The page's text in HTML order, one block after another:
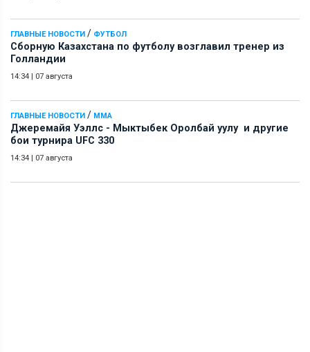
ГЛАВНЫЕ НОВОСТИ / ФУТБОЛ
Сборную Казахстана по футболу возглавил тренер из
Голландии
14:34 | 07 августа
ГЛАВНЫЕ НОВОСТИ / ММА
Джеремайя Уэллс - Мыктыбек Оролбай уулу и другие
бои турнира UFC 330
14:34 | 07 августа